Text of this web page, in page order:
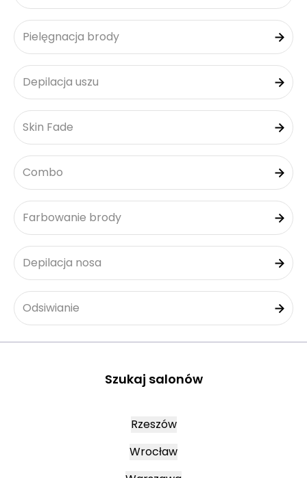
Pielęgnacja brody
Depilacja uszu
Skin Fade
Combo
Farbowanie brody
Depilacja nosa
Odsiwianie
Szukaj salonów
Rzeszów
Wrocław